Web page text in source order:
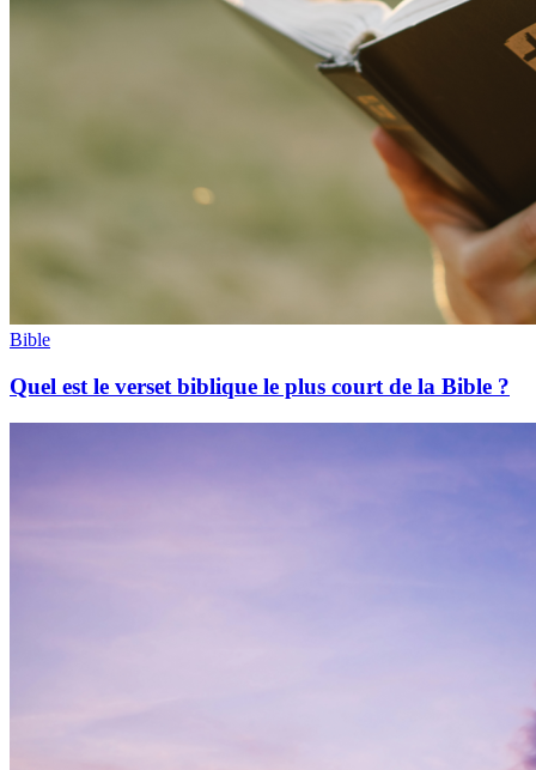
Bible
Quel est le verset biblique le plus court de la Bible ?